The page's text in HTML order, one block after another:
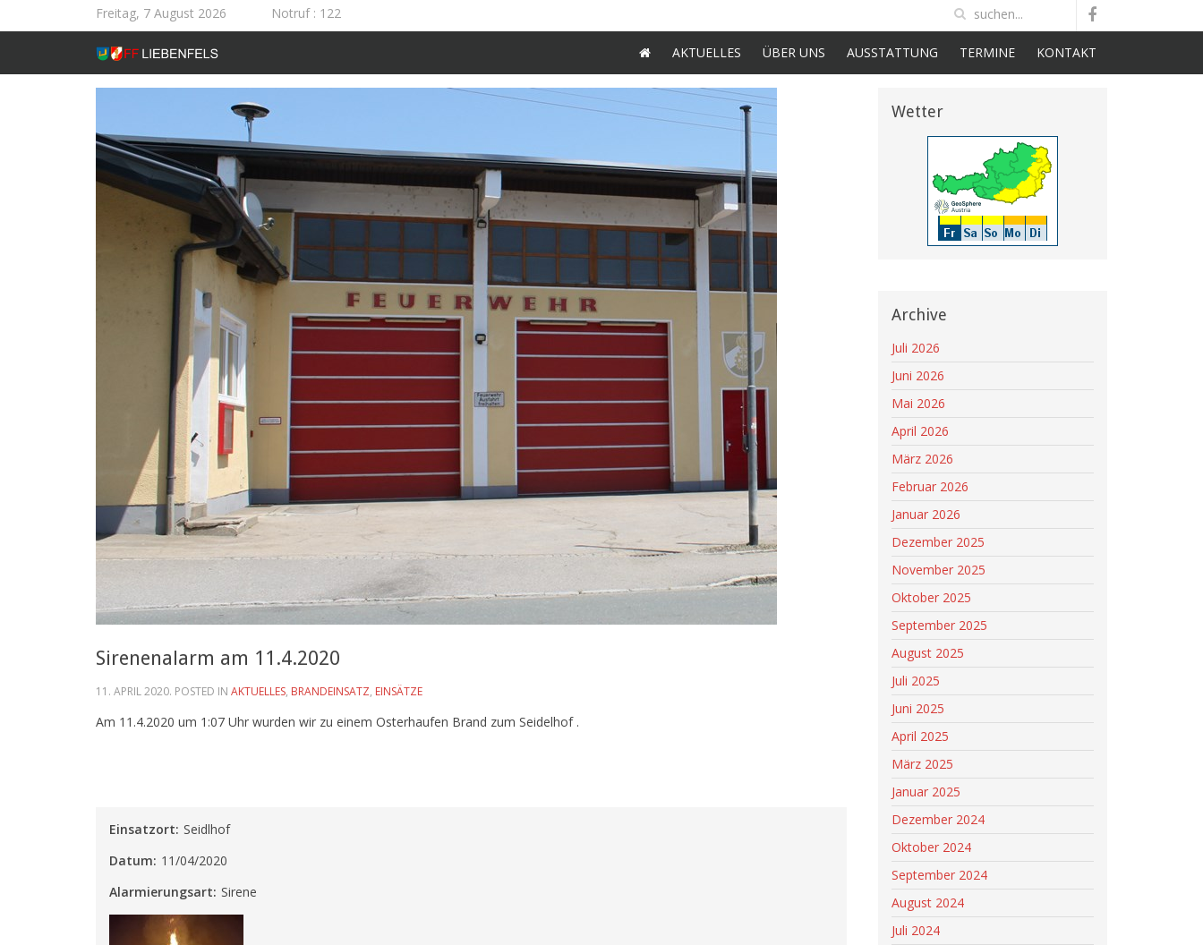
Freitag, 7 August 2026 Notruf: 122
AKTUELLES ÜBER UNS AUSSTATTUNG TERMINE KONTAKT
Sirenenalarm am 11.4.2020
11. APRIL 2020. POSTED IN AKTUELLES, BRANDEINSATZ, EINSÄTZE
Am 11.4.2020 um 1:07 Uhr wurden wir zu einem Osterhaufen Brand zum Seidelhof .
Einsatzort: Seidlhof
Datum: 11/04/2020
Alarmierungsart: Sirene
Wetter
Archive
Juli 2026
Juni 2026
Mai 2026
April 2026
März 2026
Februar 2026
Januar 2026
Dezember 2025
November 2025
Oktober 2025
September 2025
August 2025
Juli 2025
Juni 2025
April 2025
März 2025
Januar 2025
Dezember 2024
Oktober 2024
September 2024
August 2024
Juli 2024